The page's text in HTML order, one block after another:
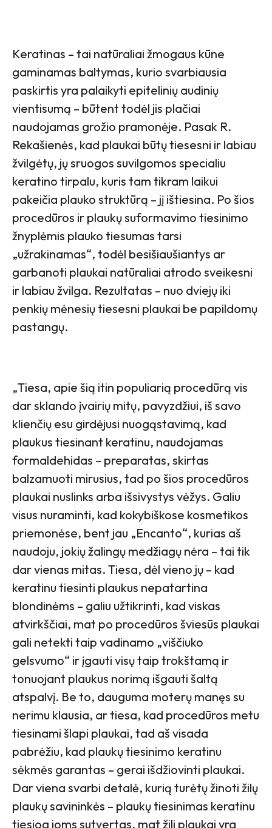
Keratinas – tai natūraliai žmogaus kūne
gaminamas baltymas, kurio svarbiausia
paskirtis yra palaikyti epitelinių audinių
vientisumą – būtent todėl jis plačiai
naudojamas grožio pramonėje. Pasak R.
Rekašienės, kad plaukai būtų tiesesni ir labiau
žvilgėtų, jų sruogos suvilgomos specialiu
keratino tirpalu, kuris tam tikram laikui
pakeičia plauko struktūrą – jį ištiesina. Po šios
procedūros ir plaukų suformavimo tiesinimo
žnyplėmis plauko tiesumas tarsi
„užrakinamas“, todėl besišiaušiantys ar
garbanoti plaukai natūraliai atrodo sveikesni
ir labiau žvilga. Rezultatas – nuo dviejų iki
penkių mėnesių tiesesni plaukai be papildomų
pastangų.
„Tiesa, apie šią itin populiarią procedūrą vis
dar sklando įvairių mitų, pavyzdžiui, iš savo
klienčių esu girdėjusi nuogąstavimą, kad
plaukus tiesinant keratinu, naudojamas
formaldehidas – preparatas, skirtas
balzamuoti mirusius, tad po šios procedūros
plaukai nuslinks arba išsivystys vėžys. Galiu
visus nuraminti, kad kokybiškose kosmetikos
priemonėse, bent jau „Encanto“, kurias aš
naudoju, jokių žalingų medžiagų nėra – tai tik
dar vienas mitas. Tiesa, dėl vieno jų – kad
keratinu tiesinti plaukus nepatartina
blondinėms – galiu užtikrinti, kad viskas
atvirkščiai, mat po procedūros šviesūs plaukai
gali netekti taip vadinamo „viščiuko
gelsvumo“ ir įgauti visų taip trokštamą ir
tonuojant plaukus norimą išgauti šaltą
atspalvį. Be to, dauguma moterų manęs su
nerimu klausia, ar tiesa, kad procedūros metu
tiesinami šlapi plaukai, tad aš visada
pabrėžiu, kad plaukų tiesinimo keratinu
sėkmės garantas – gerai išdžiovinti plaukai.
Dar viena svarbi detalė, kurią turėtų žinoti žilų
plaukų savininkės – plaukų tiesinimas keratinu
tiesiog joms sutvertas, mat žili plaukai yra